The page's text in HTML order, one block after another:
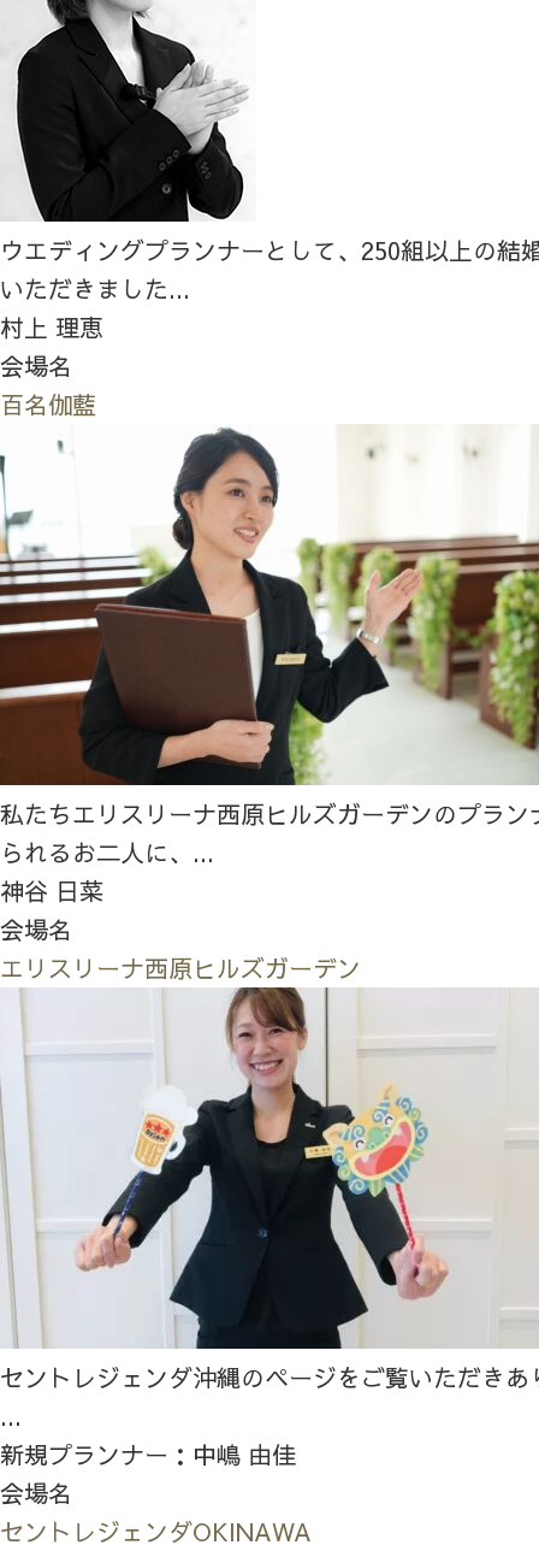
ウエディングプランナーとして、250組以上の結
いただきました...
村上 理恵
会場名
百名伽藍
私たちエリスリーナ西原ヒルズガーデンのプラ
られるお二人に、...
神谷 日菜
会場名
エリスリーナ西原ヒルズガーデン
セントレジェンダ沖縄のページをご覧いただき
...
新規プランナー：中嶋 由佳
会場名
セントレジェンダOKINAWA